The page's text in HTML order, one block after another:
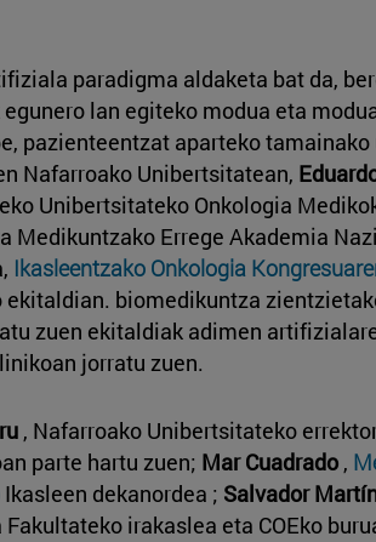
paradigma aldaketa bat da,
lan egiteko modua eta
pazienteentzat aparteko tamainako
Nafarroako Unibertsitatean,
Unibertsitateko Onkologia
Medikuntzako Errege Akademia
Ikasleentzako Onkologia
ekitaldian. biomedikuntza
zuen ekitaldiak adimen
jorratu zuen.
, Nafarroako Unibertsitateko
parte hartu zuen; Mar Cuadrado ,
Ikasleen dekanordea ; Salvador
irakaslea eta COEko